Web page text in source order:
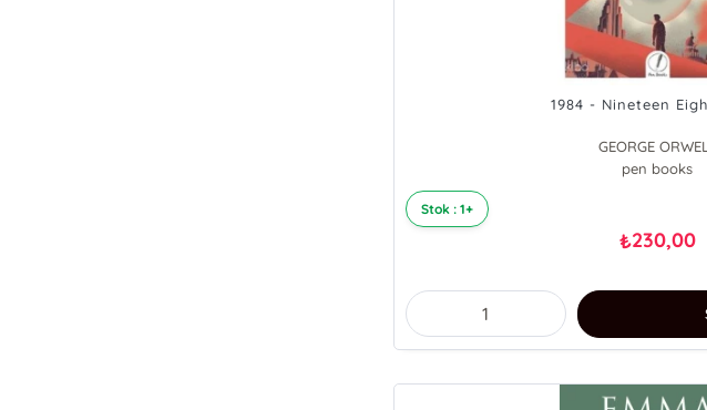
1984 - Nineteen
GEORGE
pen books
Stok : 1+
₺230,00